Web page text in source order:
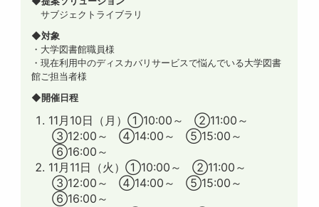
サブジェクトライブラリ
◆対象
・大学図書館職員様
・現在利用中のディスカバリサービスで悩んでいる大学図書
館ご担当者様
◆開催日程
11月10日（月）①10:00～ ②11:00～
③12:00～ ④14:00～ ⑤15:00～
⑥16:00～
11月11日（火）①10:00～ ②11:00～
③12:00～ ④14:00～ ⑤15:00～
⑥16:00～